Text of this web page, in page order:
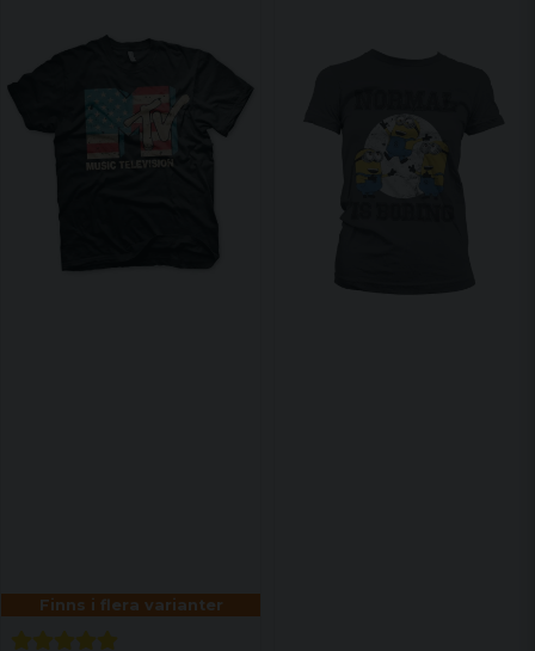
Finns i flera varianter